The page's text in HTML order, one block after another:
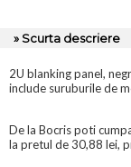
» Scurta descriere
2U blanking panel,
include suruburile de
De la Bocris poti
la pretul de 30,88 lei,